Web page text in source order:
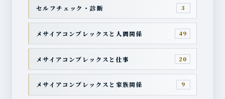
セルフチェック・診断 3
メサイアコンプレックスと人間関係 49
メサイアコンプレックスと仕事 20
メサイアコンプレックスと家族関係 9